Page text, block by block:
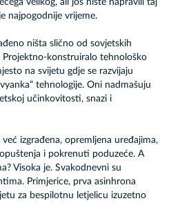
velikog, ali još niste napravili taj
najpogodnije vrijeme.
ništa slično od sovjetskih
konstruiralo tehnološko
na svijetu gdje se razvijaju
tehnologije. Oni nadmašuju
učinkovitosti, snazi i
već izgrađena, opremljena uređajima,
i pokrenuti poduzeće. A
Visoka je. Svakodnevni su
Primjerice, prva asinhrona
za bespilotnu letjelicu izuzetno